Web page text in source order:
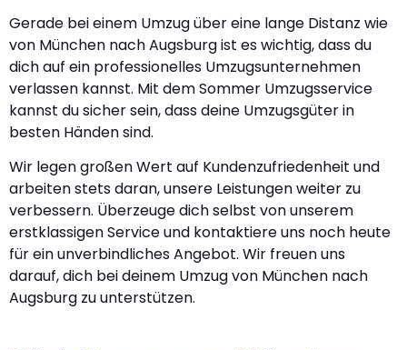
Gerade bei einem Umzug über eine lange Distanz wie
von München nach Augsburg ist es wichtig, dass du
dich auf ein professionelles Umzugsunternehmen
verlassen kannst. Mit dem Sommer Umzugsservice
kannst du sicher sein, dass deine Umzugsgüter in
besten Händen sind.
Wir legen großen Wert auf Kundenzufriedenheit und
arbeiten stets daran, unsere Leistungen weiter zu
verbessern. Überzeuge dich selbst von unserem
erstklassigen Service und kontaktiere uns noch heute
für ein unverbindliches Angebot. Wir freuen uns
darauf, dich bei deinem Umzug von München nach
Augsburg zu unterstützen.